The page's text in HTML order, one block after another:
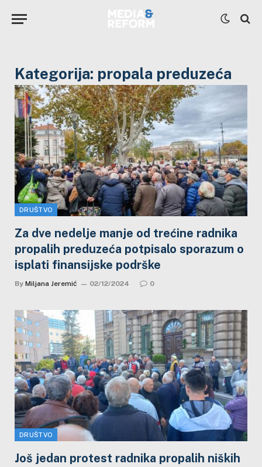
Kategorija: propala preduzeća
DRUŠTVO
Za dve nedelje manje od trećine radnika
propalih preduzeća potpisalo sporazum o
isplati finansijske podrške
By Miljana Jeremić 02/12/2024 0
DRUŠTVO
Još jedan protest radnika propalih niških